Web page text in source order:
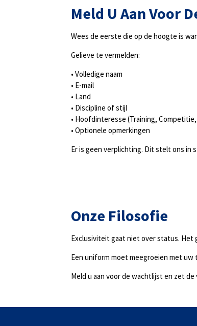
Meld U Aan Voor
Wees de eerste die op de hoogte is
Gelieve te vermelden:
• Volledige naam
• E-mail
• Land
• Discipline of stijl
• Hoofdinteresse (Training,
• Optionele opmerkingen
Er is geen verplichting. Dit stelt ons in
Onze Filosofie
Exclusiviteit gaat niet over status.
Een uniform moet meegroeien met
Meld u aan voor de wachtlijst en zet